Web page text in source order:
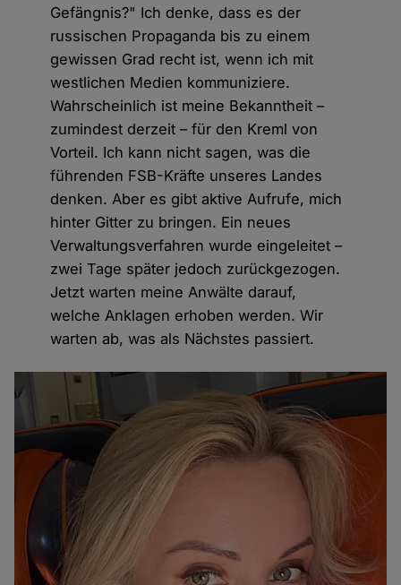
Gefängnis?" Ich denke, dass es der
russischen Propaganda bis zu einem
gewissen Grad recht ist, wenn ich mit
westlichen Medien kommuniziere.
Wahrscheinlich ist meine Bekanntheit –
zumindest derzeit – für den Kreml von
Vorteil. Ich kann nicht sagen, was die
führenden FSB-Kräfte unseres Landes
denken. Aber es gibt aktive Aufrufe, mich
hinter Gitter zu bringen. Ein neues
Verwaltungsverfahren wurde eingeleitet –
zwei Tage später jedoch zurückgezogen.
Jetzt warten meine Anwälte darauf,
welche Anklagen erhoben werden. Wir
warten ab, was als Nächstes passiert.